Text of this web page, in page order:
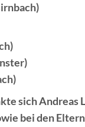
sich
bei den